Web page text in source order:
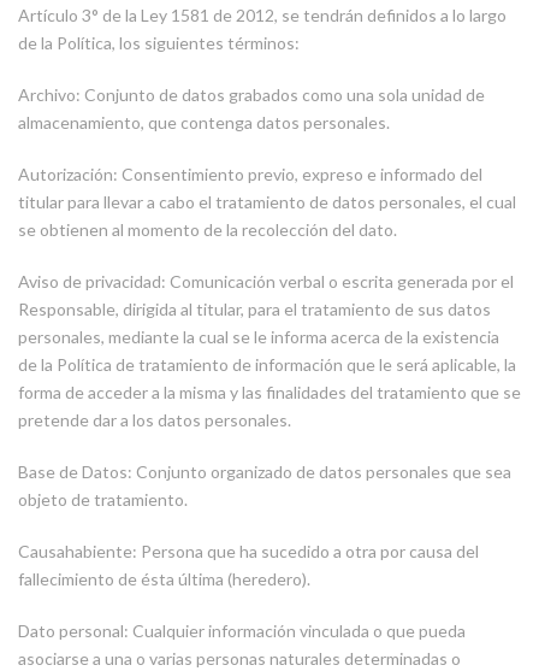
Artículo 3° de la Ley 1581 de 2012, se tendrán definidos a lo largo
de la Política, los siguientes términos:
Archivo: Conjunto de datos grabados como una sola unidad de
almacenamiento, que contenga datos personales.
Autorización: Consentimiento previo, expreso e informado del
titular para llevar a cabo el tratamiento de datos personales, el cual
se obtienen al momento de la recolección del dato.
Aviso de privacidad: Comunicación verbal o escrita generada por el
Responsable, dirigida al titular, para el tratamiento de sus datos
personales, mediante la cual se le informa acerca de la existencia
de la Política de tratamiento de información que le será aplicable, la
forma de acceder a la misma y las finalidades del tratamiento que se
pretende dar a los datos personales.
Base de Datos: Conjunto organizado de datos personales que sea
objeto de tratamiento.
Causahabiente: Persona que ha sucedido a otra por causa del
fallecimiento de ésta última (heredero).
Dato personal: Cualquier información vinculada o que pueda
asociarse a una o varias personas naturales determinadas o